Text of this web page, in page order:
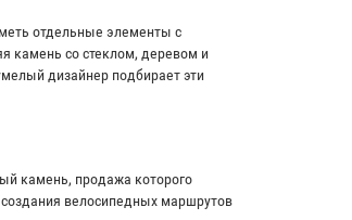
отдельные элементы с
камень со стеклом, деревом и
дизайнер подбирает эти
камень, продажа которого
велосипедных маршрутов